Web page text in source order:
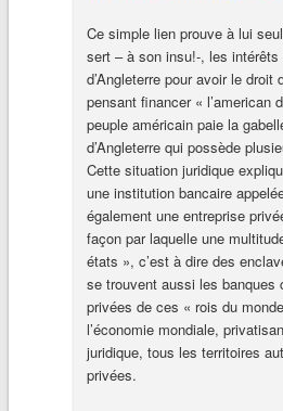
Ce simple lien prouve à lui
sert – à son insu!-, les
d’Angleterre pour avoir le droit
pensant financer «
peuple américain paie la
d’Angleterre qui possède
Cette situation juridique
une institution bancaire
également une entreprise
façon par laquelle une
états », c’est à dire des
se trouvent aussi les banques
privées de ces « rois du
l’économie mondiale,
juridique, tous les territoires
privées.